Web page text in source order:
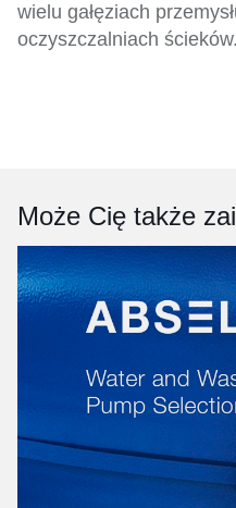
wielu gałęziach
oczyszczalniach ścieków.
Może Cię także